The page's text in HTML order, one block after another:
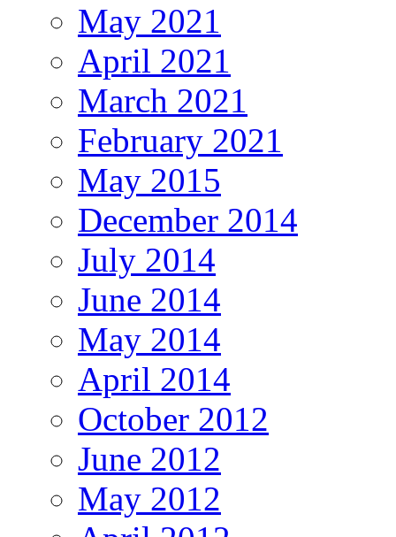
May 2021
April 2021
March 2021
February 2021
May 2015
December 2014
July 2014
June 2014
May 2014
April 2014
October 2012
June 2012
May 2012